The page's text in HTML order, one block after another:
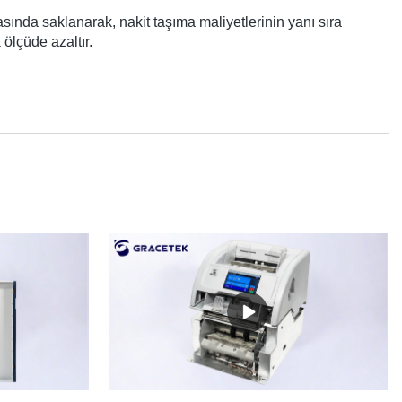
saklanarak, nakit taşıma maliyetlerinin yanı sıra
azaltır.